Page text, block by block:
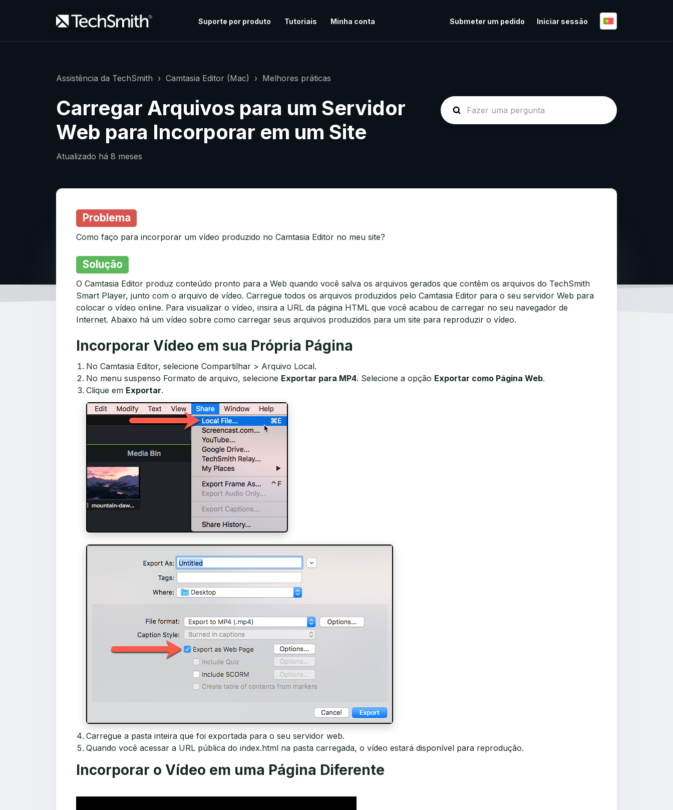
Suporte por produto Tutoriais Minha conta Submeter um pedido Iniciar sessão
Assistência da TechSmith Camtasia Editor (Mac) Melhores práticas
Carregar Arquivos para um Servidor
Web para Incorporar em um Site
Atualizado há 8 meses
Problema
Como faço para incorporar um vídeo produzido no Camtasia Editor no meu site?
Solução
O Camtasia Editor produz conteúdo pronto para a Web quando você salva os arquivos gerados que contêm os arquivos do TechSmith
Smart Player, junto com o arquivo de vídeo. Carregue todos os arquivos produzidos pelo Camtasia Editor para o seu servidor Web para
colocar o vídeo online. Para visualizar o vídeo, insira a URL da página HTML que você acabou de carregar no seu navegador de
Internet. Abaixo há um vídeo sobre como carregar seus arquivos produzidos para um site para reproduzir o vídeo.
Incorporar Vídeo em sua Própria Página
No Camtasia Editor, selecione Compartilhar > Arquivo Local.
No menu suspenso Formato de arquivo, selecione Exportar para MP4. Selecione a opção Exportar como Página Web.
Clique em Exportar.
Carregue a pasta inteira que foi exportada para o seu servidor web.
Quando você acessar a URL pública do index.html na pasta carregada, o vídeo estará disponível para reprodução.
Incorporar o Vídeo em uma Página Diferente